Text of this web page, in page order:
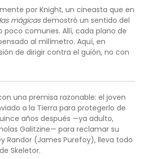
por Knight, un cineasta que en
mágicasdemostró un sentido del
comunes. Allí, cada plano de
al milímetro. Aquí, en
de dirigir contra el guión, no con
una premisa razonable: el joven
a la Tierra para protegerlo de
años después —ya adulto,
Galitzine— para reclamar su
Randor (James Purefoy), lleva todo
Skeletor.